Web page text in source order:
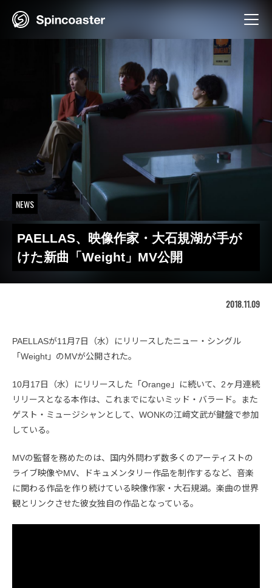
NEWS
PAELLAS、映像作家・大石規湖が手が
けた新曲「Weight」MV公開
2018.11.09
PAELLASが11月7日（水）にリリースしたニュー・シングル
「Weight」のMVが公開された。
10月17日（水）にリリースした「Orange」に続いて、2ヶ月連続
リリースとなる本作は、これまでにないミッド・バラード。また
ゲスト・ミュージシャンとして、WONKの江﨑文武が鍵盤で参加
している。
MVの監督を務めたのは、国内外問わず数多くのアーティストの
ライブ映像やMV、ドキュメンタリー作品を制作するなど、音楽
に関わる作品を作り続けている映像作家・大石規湖。楽曲の世界
観とリンクさせた彼女独自の作品となっている。